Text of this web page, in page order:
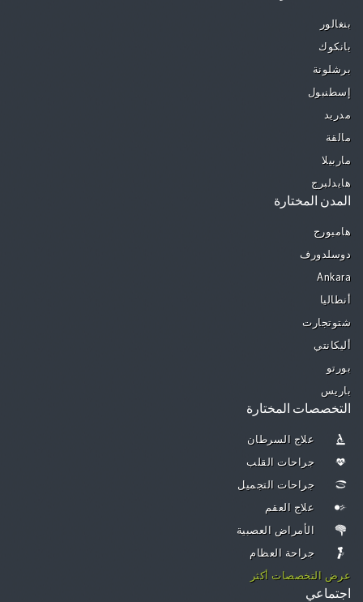
بنغالور
بانكوك
برشلونة
إسطنبول
مدريد
مالقة
ماربيلا
هايدلبرج
المدن المختارة
هامبورج
دوسلدورف
Ankara
أنطاليا
شتوتجارت
أليكانتي
بورتو
باريس
التخصصات المختارة
علاج السرطان
جراحات القلب
جراحات التجميل
علاج العقم
الأمراض العصبية
جراحة العظام
عرض التخصصات أكثر
اجتماعي